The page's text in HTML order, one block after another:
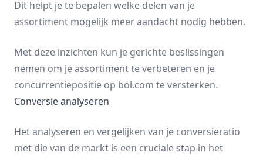
Dit helpt je te bepalen welke delen van je
assortiment mogelijk meer aandacht nodig hebben.
Met deze inzichten kun je gerichte beslissingen
nemen om je assortiment te verbeteren en je
concurrentiepositie op bol.com te versterken.
Conversie analyseren
Het analyseren en vergelijken van je conversieratio
met die van de markt is een cruciale stap in het